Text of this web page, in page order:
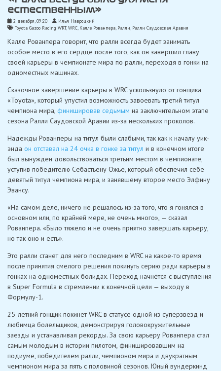
естественным»
2 декабря, 09:20
Илья Навроцкий
Toyota Gazoo Racing WRT,WRC, Калле Рованпера, Ралли, Ралли Саудовская Аравия
Калле Рованпера говорит, что ралли всегда будет занимать
особое место в его сердце после того, как он завершил главу
своей карьеры в чемпионате мира по ралли, переходя в гонки на
одноместных машинах.
Сказочное завершение карьеры в WRC ускользнуло от гонщика
«Toyota», который упустил возможность завоевать третий титул
чемпиона мира, финишировав седьмым на заключительном этапе
сезона Ралли Саудовской Аравии из-за нескольких проколов.
Надежды Рованперы на титул были слабыми, так как к началу уик-
энда он отставал на 24 очка в гонке за титул и в конечном итоге
был вынужден довольствоваться третьим местом в чемпионате,
уступив победителю Себастьену Ожье, который обеспечил себе
девятый титул чемпиона мира, и занявшему второе место Элфину
Эвансу.
«На самом деле, ничего не решалось из-за того, что я гонялся в
основном или, по крайней мере, не очень много», — сказал
Рованпера. «Было тяжело и не очень приятно завершать карьеру,
но так оно и есть».
Это ралли станет для него последним в WRC на какое-то время
после принятия смелого решения покинуть серию ради карьеры в
гонках на одноместных болидах. Переход начнётся с выступления
в Super Formula в стремлении к конечной цели — выходу в
Формулу-1.
25-летний гонщик покинет WRC в статусе одной из суперзвезд и
любимца болельщиков, демонстрируя головокружительные
заезды и устанавливая рекорды. За свою карьеру Рованпера стал
самым молодым в истории пилотом, финишировавшим на
подиуме, победителем ралли, чемпионом мира и двукратным
чемпионом мира за пять с половиной сезонов. Юный вундеркинд